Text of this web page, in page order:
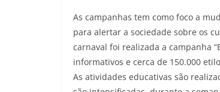
As campanhas tem como foco a
para alertar a sociedade sobre os
carnaval foi realizada a campanha
informativos e cerca de 150.000
As atividades educativas são